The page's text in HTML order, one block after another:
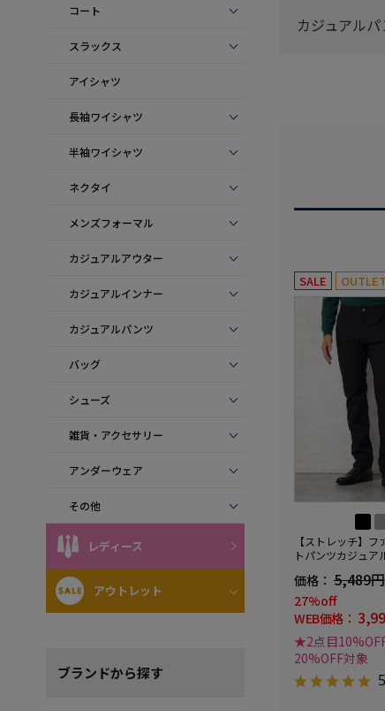
コート
スラックス
アイシャツ
長袖ワイシャツ
半袖ワイシャツ
ネクタイ
メンズフォーマル
カジュアルアウター
カジュアルインナー
カジュアルパンツ
バッグ
シューズ
雑貨・アクセサリー
アンダーウェア
その他
レディース
アウトレット
ブランドから探す
カジュアルパ
SALE OUTLET
【ストレッチ】フ
トパンツカジュア
価格： 5,489円
27%off
WEB価格：
★2点目
20%OFF対象